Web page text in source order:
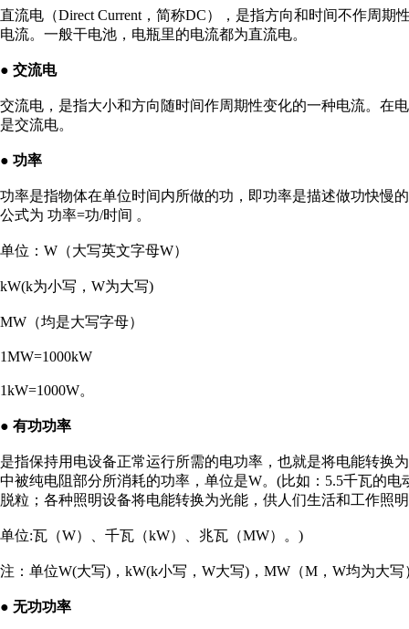
直流电（Direct Current，简称DC），是指方向和时间不作周
电流。一般干电池，电瓶里的电流都为直流电。
● 交流电
交流电，是指大小和方向随时间作周期性变化的一种电流。在
是交流电。
● 功率
功率是指物体在单位时间内所做的功，即功率是描述做功快慢
公式为 功率=功/时间 。
单位：W（大写英文字母W）
kW(k为小写，W为大写)
MW（均是大写字母）
1MW=1000kW
1kW=1000W。
● 有功功率
是指保持用电设备正常运行所需的电功率，也就是将电能转换
中被纯电阻部分所消耗的功率，单位是W。(比如：5.5千瓦的
脱粒；各种照明设备将电能转换为光能，供人们生活和工作照
单位:瓦（W）、千瓦（kW）、兆瓦（MW）。)
注：单位W(大写)，kW(k小写，W大写)，MW（M，W均为大写
● 无功功率